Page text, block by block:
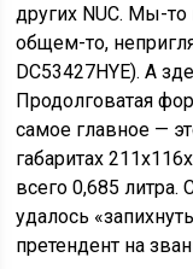
других NUC. Мы-
общем-то,
DC53427HYE). А
Продолговатая
самое главное —
габаритах
всего 0,685 литра.
удалось
претендент на